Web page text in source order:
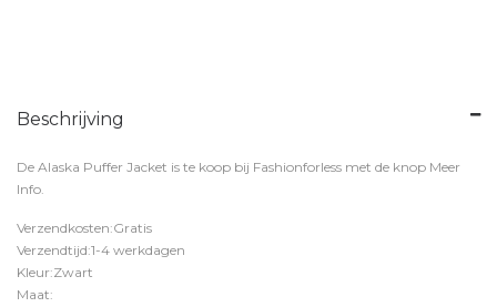
Beschrijving
De Alaska Puffer Jacket is te koop bij Fashionforless met de knop Meer
Info.
Verzendkosten:Gratis
Verzendtijd:1-4 werkdagen
Kleur:Zwart
Maat: